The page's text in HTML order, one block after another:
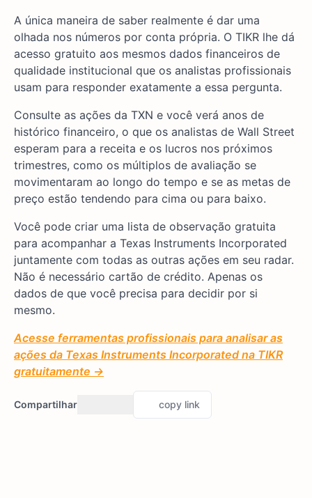
A única maneira de saber realmente é dar uma
olhada nos números por conta própria. O TIKR lhe dá
acesso gratuito aos mesmos dados financeiros de
qualidade institucional que os analistas profissionais
usam para responder exatamente a essa pergunta.
Consulte as ações da TXN e você verá anos de
histórico financeiro, o que os analistas de Wall Street
esperam para a receita e os lucros nos próximos
trimestres, como os múltiplos de avaliação se
movimentaram ao longo do tempo e se as metas de
preço estão tendendo para cima ou para baixo.
Você pode criar uma lista de observação gratuita
para acompanhar a Texas Instruments Incorporated
juntamente com todas as outras ações em seu radar.
Não é necessário cartão de crédito. Apenas os
dados de que você precisa para decidir por si
mesmo.
Acesse ferramentas profissionais para analisar as
ações da Texas Instruments Incorporated na TIKR
gratuitamente →
Compartilhar copy link